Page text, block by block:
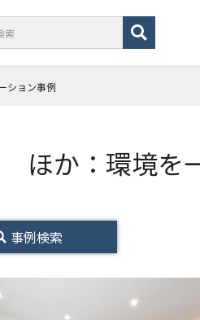
ション事例
ほか：環境を
事例検索